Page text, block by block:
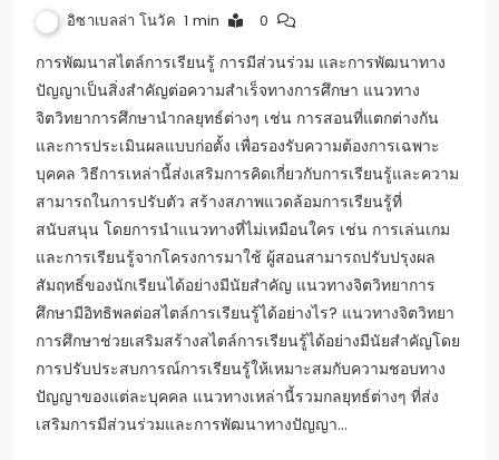
อิซาเบลล่า โนวัค 1 min 0
การพัฒนาสไตล์การเรียนรู้ การมีส่วนร่วม และการพัฒนาทาง
ปัญญาเป็นสิ่งสำคัญต่อความสำเร็จทางการศึกษา แนวทาง
จิตวิทยาการศึกษานำกลยุทธ์ต่างๆ เช่น การสอนที่แตกต่างกัน
และการประเมินผลแบบก่อตั้ง เพื่อรองรับความต้องการเฉพาะ
บุคคล วิธีการเหล่านี้ส่งเสริมการคิดเกี่ยวกับการเรียนรู้และความ
สามารถในการปรับตัว สร้างสภาพแวดล้อมการเรียนรู้ที่
สนับสนุน โดยการนำแนวทางที่ไม่เหมือนใคร เช่น การเล่นเกม
และการเรียนรู้จากโครงการมาใช้ ผู้สอนสามารถปรับปรุงผล
สัมฤทธิ์ของนักเรียนได้อย่างมีนัยสำคัญ แนวทางจิตวิทยาการ
ศึกษามีอิทธิพลต่อสไตล์การเรียนรู้ได้อย่างไร? แนวทางจิตวิทยา
การศึกษาช่วยเสริมสร้างสไตล์การเรียนรู้ได้อย่างมีนัยสำคัญโดย
การปรับประสบการณ์การเรียนรู้ให้เหมาะสมกับความชอบทาง
ปัญญาของแต่ละบุคคล แนวทางเหล่านี้รวมกลยุทธ์ต่างๆ ที่ส่ง
เสริมการมีส่วนร่วมและการพัฒนาทางปัญญา…